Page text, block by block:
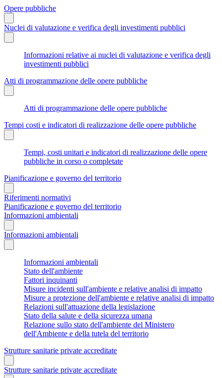
Opere pubbliche
Nuclei di valutazione e verifica degli investimenti pubblici
Informazioni relative ai nuclei di valutazione e verifica degli
investimenti pubblici
Atti di programmazione delle opere pubbliche
Atti di programmazione delle opere pubbliche
Tempi costi e indicatori di realizzazione delle opere pubbliche
Tempi, costi unitari e indicatori di realizzazione delle opere
pubbliche in corso o completate
Pianificazione e governo del territorio
Riferimenti normativi
Pianificazione e governo del territorio
Informazioni ambientali
Informazioni ambientali
Informazioni ambientali
Stato dell'ambiente
Fattori inquinanti
Misure incidenti sull'ambiente e relative analisi di impatto
Misure a protezione dell'ambiente e relative analisi di impatto
Relazioni sull'attuazione della legislazione
Stato della salute e della sicurezza umana
Relazione sullo stato dell'ambiente del Ministero
dell'Ambiente e della tutela del territorio
Strutture sanitarie private accreditate
Strutture sanitarie private accreditate